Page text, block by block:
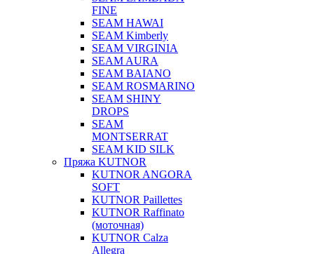
FINE
SEAM HAWAI
SEAM Kimberly
SEAM VIRGINIA
SEAM AURA
SEAM BAIANO
SEAM ROSMARINO
SEAM SHINY
DROPS
SEAM
MONTSERRAT
SEAM KID SILK
Пряжа KUTNOR
KUTNOR ANGORA
SOFT
KUTNOR Paillettes
KUTNOR Raffinato
(моточная)
KUTNOR Calza
Allegra